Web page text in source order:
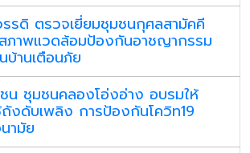
รดิ ตรวจเยี่ยมชุมชนกุศลสามัคคี
ภาพแวดล้อมป้องกันอาชญากรรม
านเตือนภัย
น ชุมชนคลองโอ่งอ่าง อบรมให้
งดับเพลิง การป้องกันโควิท19
ามัย